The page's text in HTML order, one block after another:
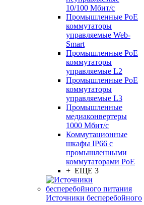
10/100 Мбит/с
Промышленные PoE
коммутаторы
управляемые Web-
Smart
Промышленные PoE
коммутаторы
управляемые L2
Промышленные PoE
коммутаторы
управляемые L3
Промышленные
медиаконвертеры
1000 Мбит/с
Коммутационные
шкафы IP66 c
промышленными
коммутаторами PoE
+ ЕЩЕ 3
Источники бесперебойного